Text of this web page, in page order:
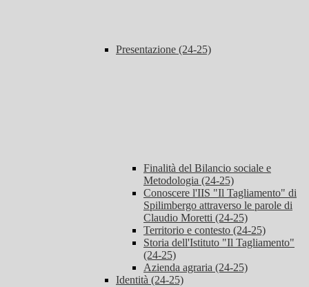
Presentazione (24-25)
Finalità del Bilancio sociale e
Metodologia (24-25)
Conoscere l'IIS "Il Tagliamento" di
Spilimbergo attraverso le parole di
Claudio Moretti (24-25)
Territorio e contesto (24-25)
Storia dell'Istituto "Il Tagliamento"
(24-25)
Azienda agraria (24-25)
Identità (24-25)